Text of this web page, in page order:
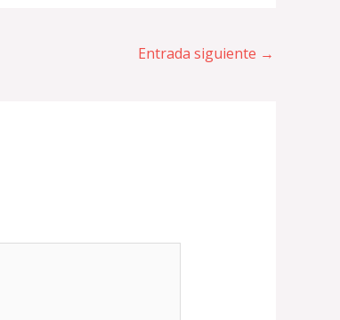
Entrada siguiente →